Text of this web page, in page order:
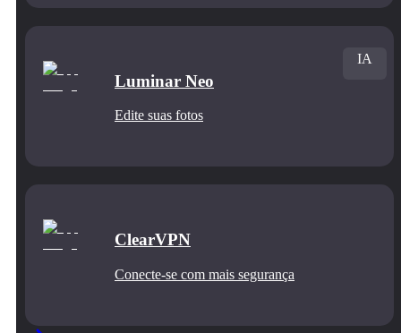
Luminar Neo
Edite suas fotos
IA
ClearVPN
Conecte‑se com mais segurança